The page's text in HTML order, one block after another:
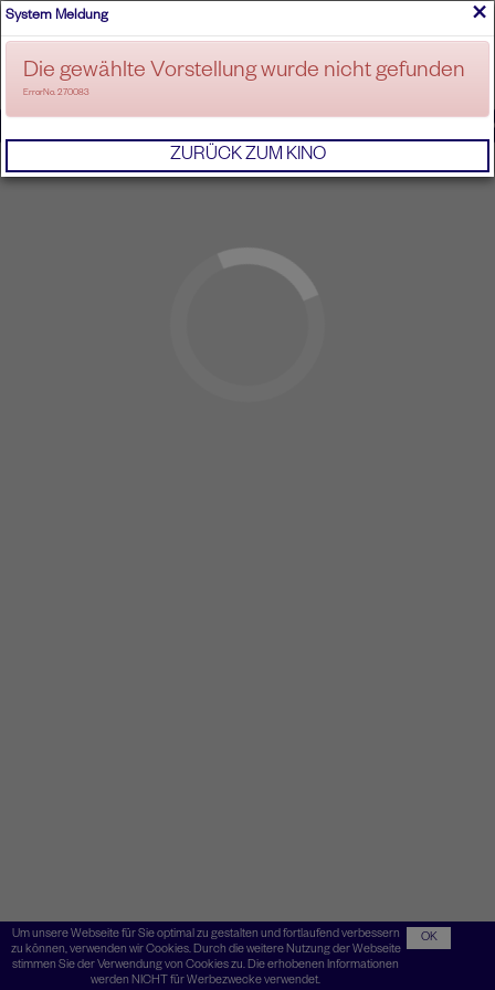
ANMELDEN
Um unsere Webseite für Sie optimal zu gestalten und fortlaufend verbessern
zu können, verwenden wir Cookies. Durch die weitere Nutzung der Webseite
stimmen Sie der Verwendung von Cookies zu. Die erhobenen Informationen
werden NICHT für Werbezwecke verwendet.
OK
×
System Meldung
Die gewählte Vorstellung wurde nicht gefunden
ErrorNo. 270083
ZURÜCK ZUM KINO